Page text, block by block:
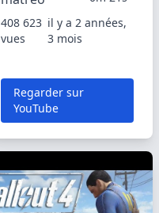
408 623
vues
il y a 2 années,
3 mois
Regarder sur
YouTube